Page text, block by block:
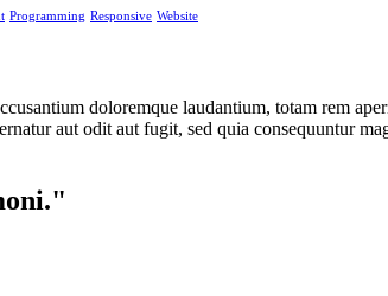
Programming Responsive Website
doloremque laudantium, totam rem
aut odit aut fugit, sed quia consequuntur